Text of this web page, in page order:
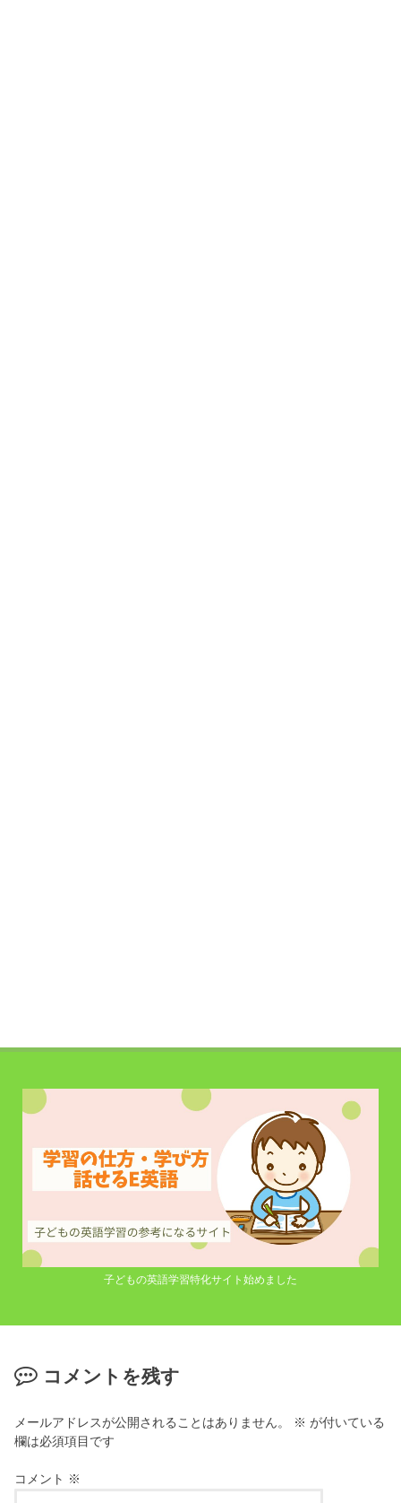
子どもの英語学習特化サイト始めました
コメントを残す
メールアドレスが公開されることはありません。 ※ が付いている
欄は必須項目です
コメント ※